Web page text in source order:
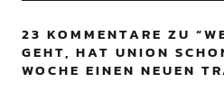
23 KOMMENTARE ZU “
GEHT, HAT UNION
WOCHE EINEN NEUEN